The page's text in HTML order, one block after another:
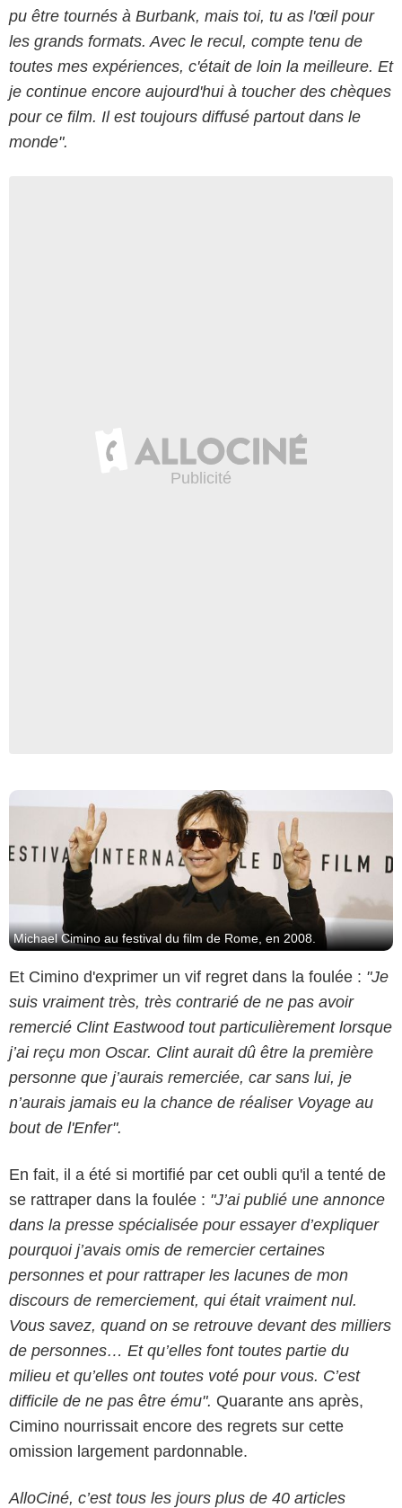
pu être tournés à Burbank, mais toi, tu as l'œil pour
les grands formats. Avec le recul, compte tenu de
toutes mes expériences, c'était de loin la meilleure. Et
je continue encore aujourd'hui à toucher des chèques
pour ce film. Il est toujours diffusé partout dans le
monde".
Michael Cimino au festival du film de Rome, en 2008.
Et Cimino d'exprimer un vif regret dans la foulée : "Je
suis vraiment très, très contrarié de ne pas avoir
remercié Clint Eastwood tout particulièrement lorsque
j’ai reçu mon Oscar. Clint aurait dû être la première
personne que j’aurais remerciée, car sans lui, je
n’aurais jamais eu la chance de réaliser Voyage au
bout de l'Enfer".
En fait, il a été si mortifié par cet oubli qu'il a tenté de
se rattraper dans la foulée : "J’ai publié une annonce
dans la presse spécialisée pour essayer d’expliquer
pourquoi j’avais omis de remercier certaines
personnes et pour rattraper les lacunes de mon
discours de remerciement, qui était vraiment nul.
Vous savez, quand on se retrouve devant des milliers
de personnes… Et qu’elles font toutes partie du
milieu et qu’elles ont toutes voté pour vous. C’est
difficile de ne pas être ému". Quarante ans après,
Cimino nourrissait encore des regrets sur cette
omission largement pardonnable.
AlloCiné, c’est tous les jours plus de 40 articles